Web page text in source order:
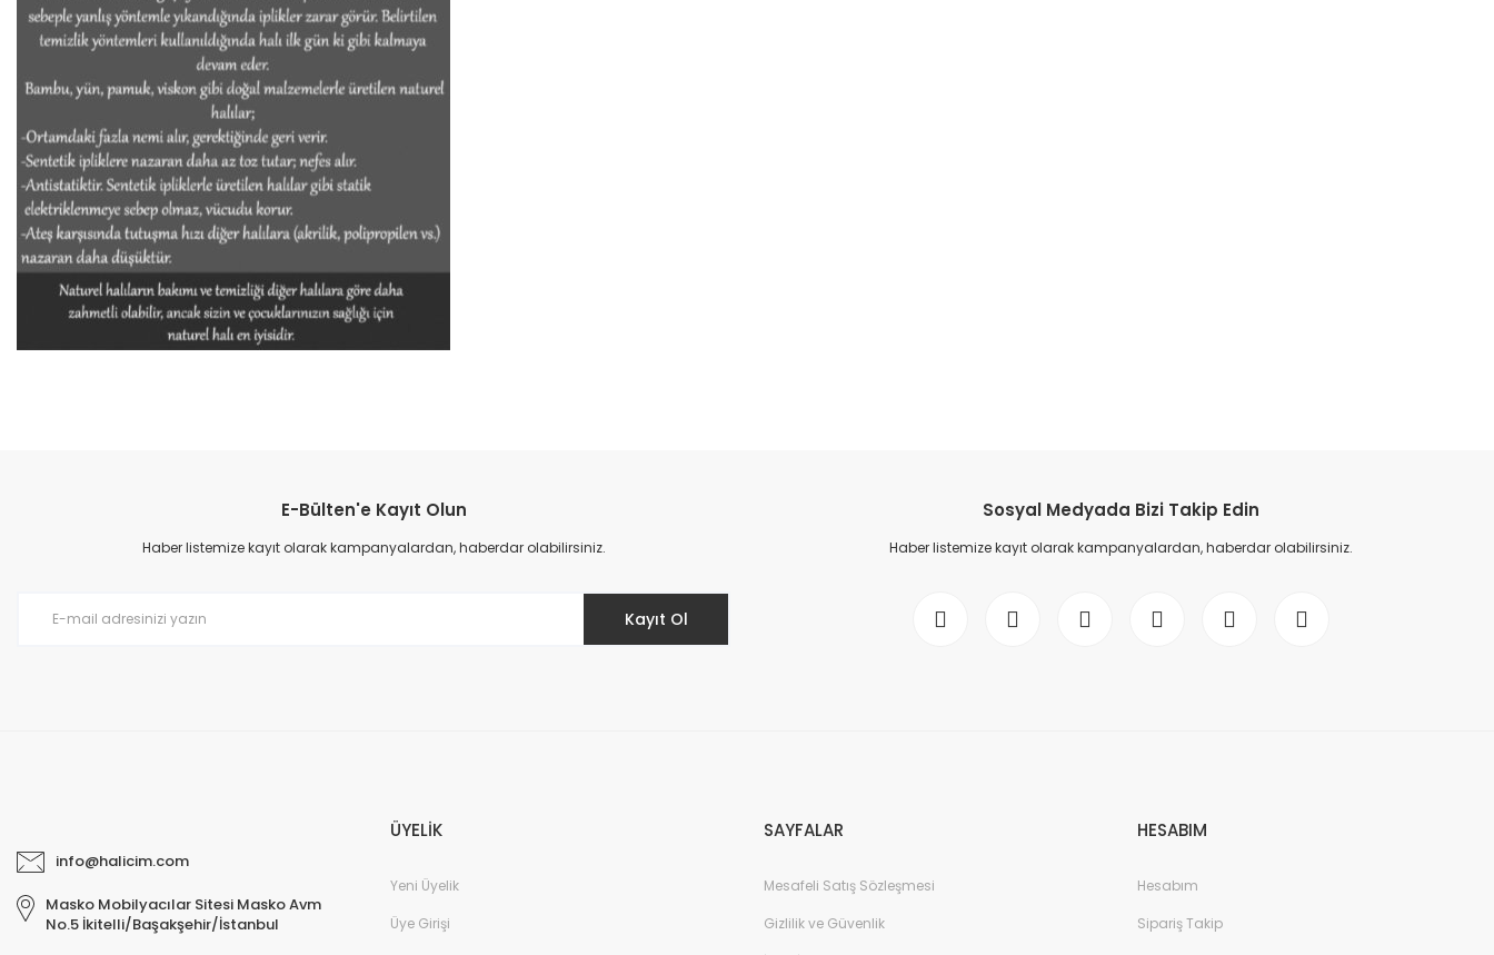
Ürün resmi kalitesiz, bozuk veya görüntülenemiyor.
Ürün açıklamasında eksik bilgiler bulunuyor.
E-Bülten'e Kayıt Olun
Haber listemize kayıt olarak kampanyalardan, haberdar olabilirsiniz.
Kayıt Ol
Sosyal Medyada Bizi Takip Edin
Haber listemize kayıt olarak kampanyalardan, haberdar olabilirsiniz.
info@halicim.com
Masko Mobilyacılar Sitesi Masko Avm
No.5 İkitelli/Başakşehir/İstanbul
ÜYELİK
Yeni Üyelik
Üye Girişi
SAYFALAR
Mesafeli Satış Sözleşmesi
Gizlilik ve Güvenlik
HESABIM
Hesabım
Sipariş Takip